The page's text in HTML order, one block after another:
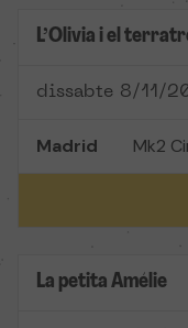
L’Olivia i el
dissabte 8/11/
Madrid Mk2
La petita Amélie